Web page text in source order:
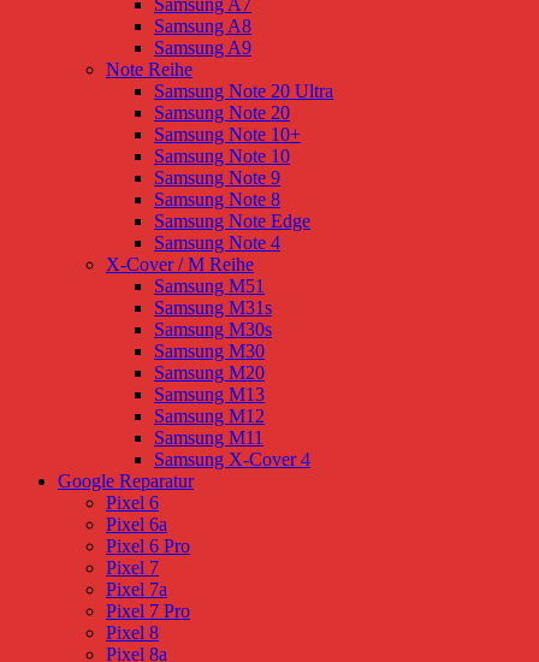
Samsung A7
Samsung A8
Samsung A9
Note Reihe
Samsung Note 20 Ultra
Samsung Note 20
Samsung Note 10+
Samsung Note 10
Samsung Note 9
Samsung Note 8
Samsung Note Edge
Samsung Note 4
X-Cover / M Reihe
Samsung M51
Samsung M31s
Samsung M30s
Samsung M30
Samsung M20
Samsung M13
Samsung M12
Samsung M11
Samsung X-Cover 4
Google Reparatur
Pixel 6
Pixel 6a
Pixel 6 Pro
Pixel 7
Pixel 7a
Pixel 7 Pro
Pixel 8
Pixel 8a